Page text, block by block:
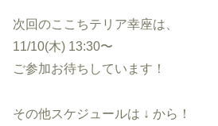
次回のここちテリア幸座は、
11/10(木) 13:30〜
ご参加お待ちしています！
その他スケジュールは ↓ から！